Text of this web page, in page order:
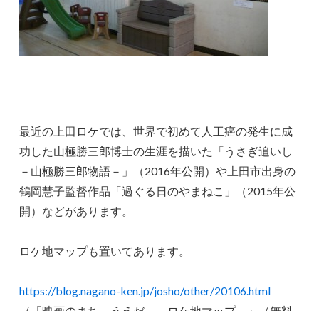
最近の上田ロケでは、世界で初めて人工癌の発生に成
功した山極勝三郎博士の生涯を描いた「うさぎ追いし
－山極勝三郎物語－」（2016年公開）や上田市出身の
鶴岡慧子監督作品「過ぐる日のやまねこ」（2015年公
開）などがあります。
ロケ地マップも置いてあります。
https://blog.nagano-ken.jp/josho/other/20106.html